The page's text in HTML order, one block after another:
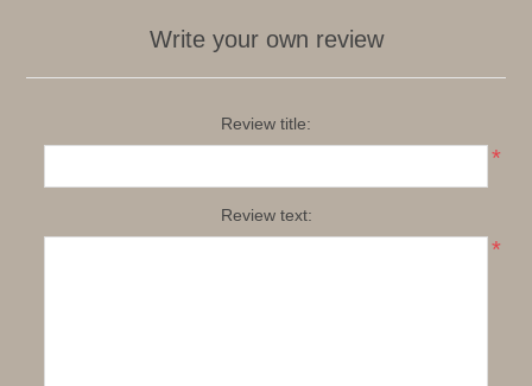
Write your own review
Review title:
*
Review text:
*